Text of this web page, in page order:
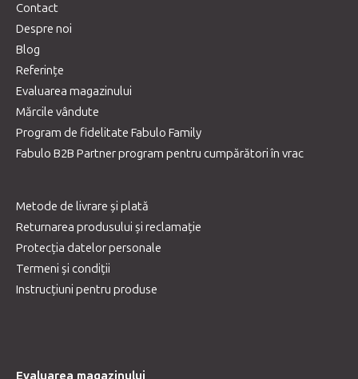
Contact
Despre noi
Blog
Referințe
Evaluarea magazinului
Mărcile vândute
Program de fidelitate Fabulo Family
Fabulo B2B Partner program pentru cumpărători în vrac
Metode de livrare și plată
Returnarea produsului și reclamație
Protecția datelor personale
Termeni și condiții
Instrucțiuni pentru produse
Evaluarea magazinului